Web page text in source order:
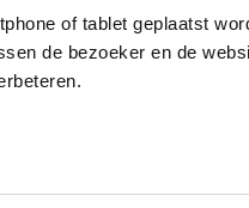
of tablet geplaatst
de bezoeker en de
& logo's